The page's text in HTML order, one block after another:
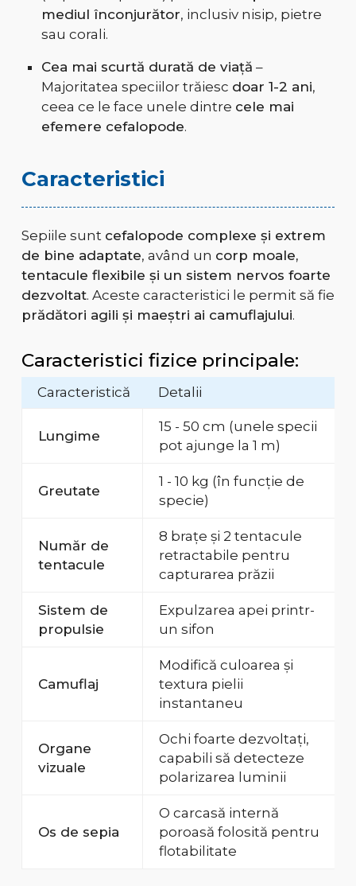
mediul înconjurător, inclusiv nisip, pietre
sau corali.
Cea mai scurtă durată de viață –
Majoritatea speciilor trăiesc doar 1-2 ani,
ceea ce le face unele dintre cele mai
efemere cefalopode.
Caracteristici
Sepiile sunt cefalopode complexe și extrem
de bine adaptate, având un corp moale,
tentacule flexibile și un sistem nervos foarte
dezvoltat. Aceste caracteristici le permit să fie
prădători agili și maeștri ai camuflajului.
Caracteristici fizice principale:
Caracteristică Detalii
Lungime
15 - 50 cm (unele specii
pot ajunge la 1 m)
Greutate
1 - 10 kg (în funcție de
specie)
Număr de
tentacule
8 brațe și 2 tentacule
retractabile pentru
capturarea prăzii
Sistem de
propulsie
Expulzarea apei printr-
un sifon
Camuflaj
Modifică culoarea și
textura pielii
instantaneu
Organe
vizuale
Ochi foarte dezvoltați,
capabili să detecteze
polarizarea luminii
Os de sepia
O carcasă internă
poroasă folosită pentru
flotabilitate